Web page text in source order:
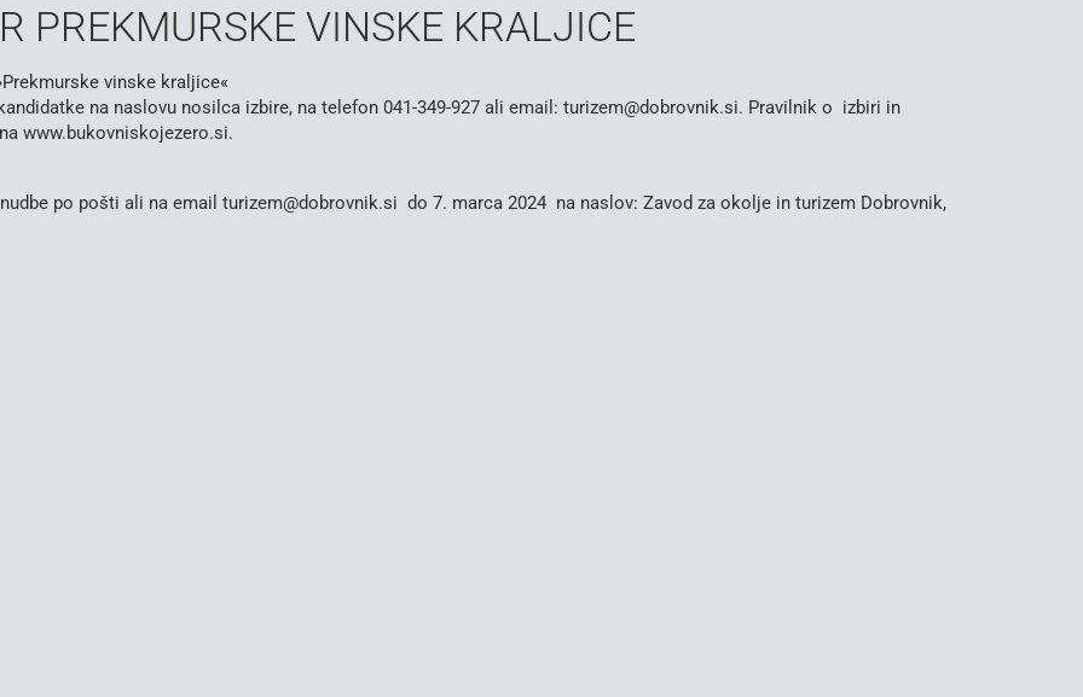
PREKMURSKE VINSKE KRALJICE
vinske kraljice«
na naslovu nosilca izbire, na telefon 041-349-927 ali email: turizem@dobrovnik.si. Pravilnik o izbiri in
www.bukovniskojezero.si.
po pošti ali na email turizem@dobrovnik.si do 7. marca 2024 na naslov: Zavod za okolje in turizem Dobrovnik,